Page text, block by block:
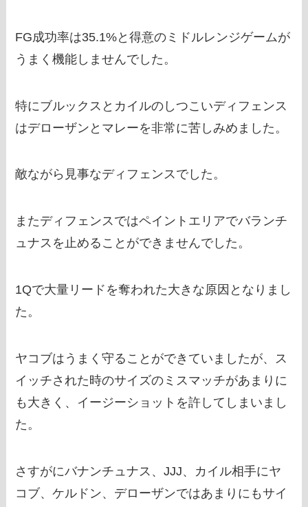
FG成功率は35.1%と得意のミドルレンジゲームが
うまく機能しませんでした。
特にブルックスとカイルのしつこいディフェンス
はデローザンとマレーを非常に苦しみめました。
敵ながら見事なディフェンスでした。
またディフェンスではペイントエリアでバランチ
ュナスを止めることができませんでした。
1Qで大量リードを奪われた大きな原因となりまし
た。
ヤコブはうまく守ることができていましたが、ス
イッチされた時のサイズのミスマッチがあまりに
も大きく、イージーショットを許してしまいまし
た。
さすがにバナンチュナス、JJJ、カイル相手にヤ
コブ、ケルドン、デローザンではあまりにもサイ